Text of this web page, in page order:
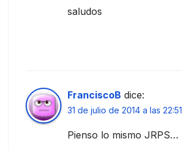
saludos
FranciscoB dice:
31 de julio de 2014 a las 22:51
Pienso lo mismo JRPS…